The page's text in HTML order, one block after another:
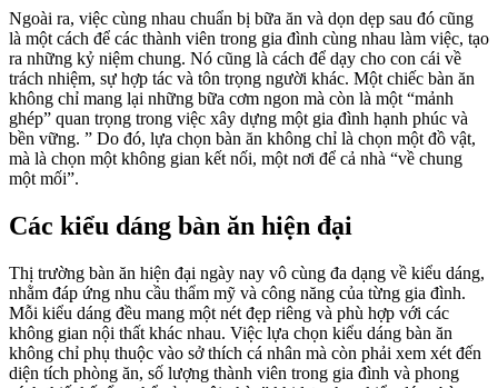
Ngoài ra, việc cùng nhau chuẩn bị bữa ăn và dọn dẹp sau đó cũng
là một cách để các thành viên trong gia đình cùng nhau làm việc, tạo
ra những kỷ niệm chung. Nó cũng là cách để dạy cho con cái về
trách nhiệm, sự hợp tác và tôn trọng người khác. Một chiếc bàn ăn
không chỉ mang lại những bữa cơm ngon mà còn là một “mảnh
ghép” quan trọng trong việc xây dựng một gia đình hạnh phúc và
bền vững. ” Do đó, lựa chọn bàn ăn không chỉ là chọn một đồ vật,
mà là chọn một không gian kết nối, một nơi để cả nhà “về chung
một mối”.
Các kiểu dáng bàn ăn hiện đại
Thị trường bàn ăn hiện đại ngày nay vô cùng đa dạng về kiểu dáng,
nhằm đáp ứng nhu cầu thẩm mỹ và công năng của từng gia đình.
Mỗi kiểu dáng đều mang một nét đẹp riêng và phù hợp với các
không gian nội thất khác nhau. Việc lựa chọn kiểu dáng bàn ăn
không chỉ phụ thuộc vào sở thích cá nhân mà còn phải xem xét đến
diện tích phòng ăn, số lượng thành viên trong gia đình và phong